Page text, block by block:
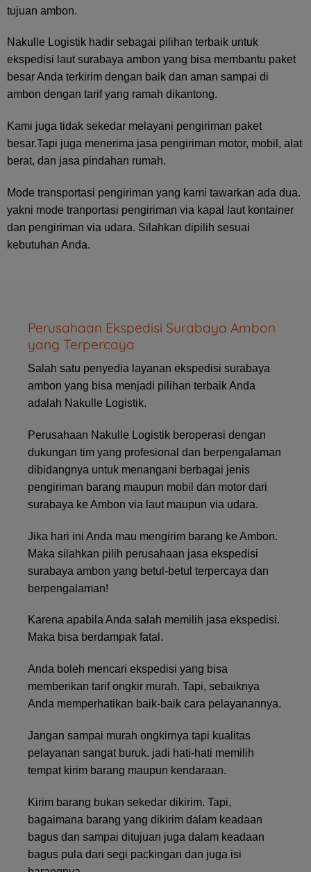
tujuan ambon.
Nakulle Logistik hadir sebagai pilihan terbaik untuk
ekspedisi laut surabaya ambon yang bisa membantu paket
besar Anda terkirim dengan baik dan aman sampai di
ambon dengan tarif yang ramah dikantong.
Kami juga tidak sekedar melayani pengiriman paket
besar.Tapi juga menerima jasa pengiriman motor, mobil, alat
berat, dan jasa pindahan rumah.
Mode transportasi pengiriman yang kami tawarkan ada dua.
yakni mode tranportasi pengiriman via kapal laut kontainer
dan pengiriman via udara. Silahkan dipilih sesuai
kebutuhan Anda.
Perusahaan Ekspedisi Surabaya Ambon
yang Terpercaya
Salah satu penyedia layanan ekspedisi surabaya
ambon yang bisa menjadi pilihan terbaik Anda
adalah Nakulle Logistik.
Perusahaan Nakulle Logistik beroperasi dengan
dukungan tim yang profesional dan berpengalaman
dibidangnya untuk menangani berbagai jenis
pengiriman barang maupun mobil dan motor dari
surabaya ke Ambon via laut maupun via udara.
Jika hari ini Anda mau mengirim barang ke Ambon.
Maka silahkan pilih perusahaan jasa ekspedisi
surabaya ambon yang betul-betul terpercaya dan
berpengalaman!
Karena apabila Anda salah memilih jasa ekspedisi.
Maka bisa berdampak fatal.
Anda boleh mencari ekspedisi yang bisa
memberikan tarif ongkir murah. Tapi, sebaiknya
Anda memperhatikan baik-baik cara pelayanannya.
Jangan sampai murah ongkirnya tapi kualitas
pelayanan sangat buruk. jadi hati-hati memilih
tempat kirim barang maupun kendaraan.
Kirim barang bukan sekedar dikirim. Tapi,
bagaimana barang yang dikirim dalam keadaan
bagus dan sampai ditujuan juga dalam keadaan
bagus pula dari segi packingan dan juga isi